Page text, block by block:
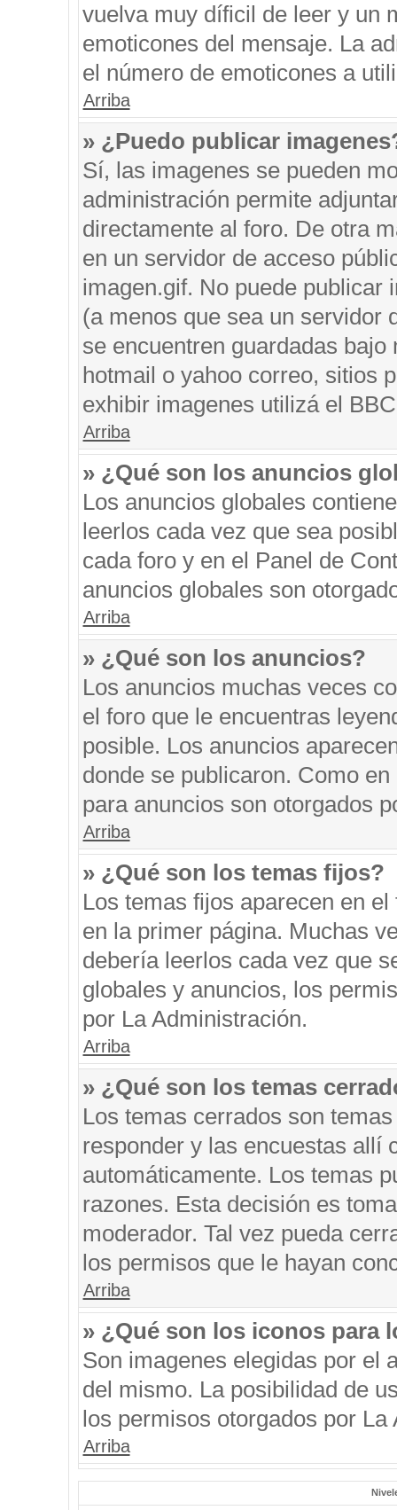
vuelva muy díficil de leer y un
emoticones del mensaje. La
el número de emoticones a
Arriba
» ¿Puedo publicar
Sí, las imagenes se pueden
administración permite
directamente al foro. De otra
en un servidor de acceso
imagen.gif. No puede publicar
(a menos que sea un servidor
se encuentren guardadas
hotmail o yahoo correo, sitios
exhibir imagenes utilizá el
Arriba
» ¿Qué son los anuncios
Los anuncios globales
leerlos cada vez que sea
cada foro y en el Panel de
anuncios globales son
Arriba
» ¿Qué son los anuncios?
Los anuncios muchas veces
el foro que le encuentras
posible. Los anuncios
donde se publicaron. Como
para anuncios son otorgados
Arriba
» ¿Qué son los temas fijos?
Los temas fijos aparecen en
en la primer página. Muchas
debería leerlos cada vez que
globales y anuncios, los
por La Administración.
Arriba
» ¿Qué son los temas
Los temas cerrados son
responder y las encuestas allí
automáticamente. Los temas
razones. Esta decisión es
moderador. Tal vez pueda
los permisos que le hayan
Arriba
» ¿Qué son los iconos para
Son imagenes elegidas por el
del mismo. La posibilidad de
los permisos otorgados por La
Arriba